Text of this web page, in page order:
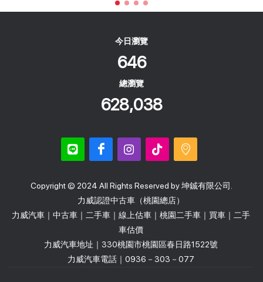
今日瀏覽
646
總瀏覽
628,038
Copyright © 2024 All Rights Reserved by 坤鋮有限公司.
力威認證中古車（桃園總店）
力威汽車｜中古車｜二手車｜線上估車｜桃園二手車｜買車｜二手
車估價
力威汽車地址｜330桃園市桃園區春日路1522號
力威汽車電話｜0936－303－077